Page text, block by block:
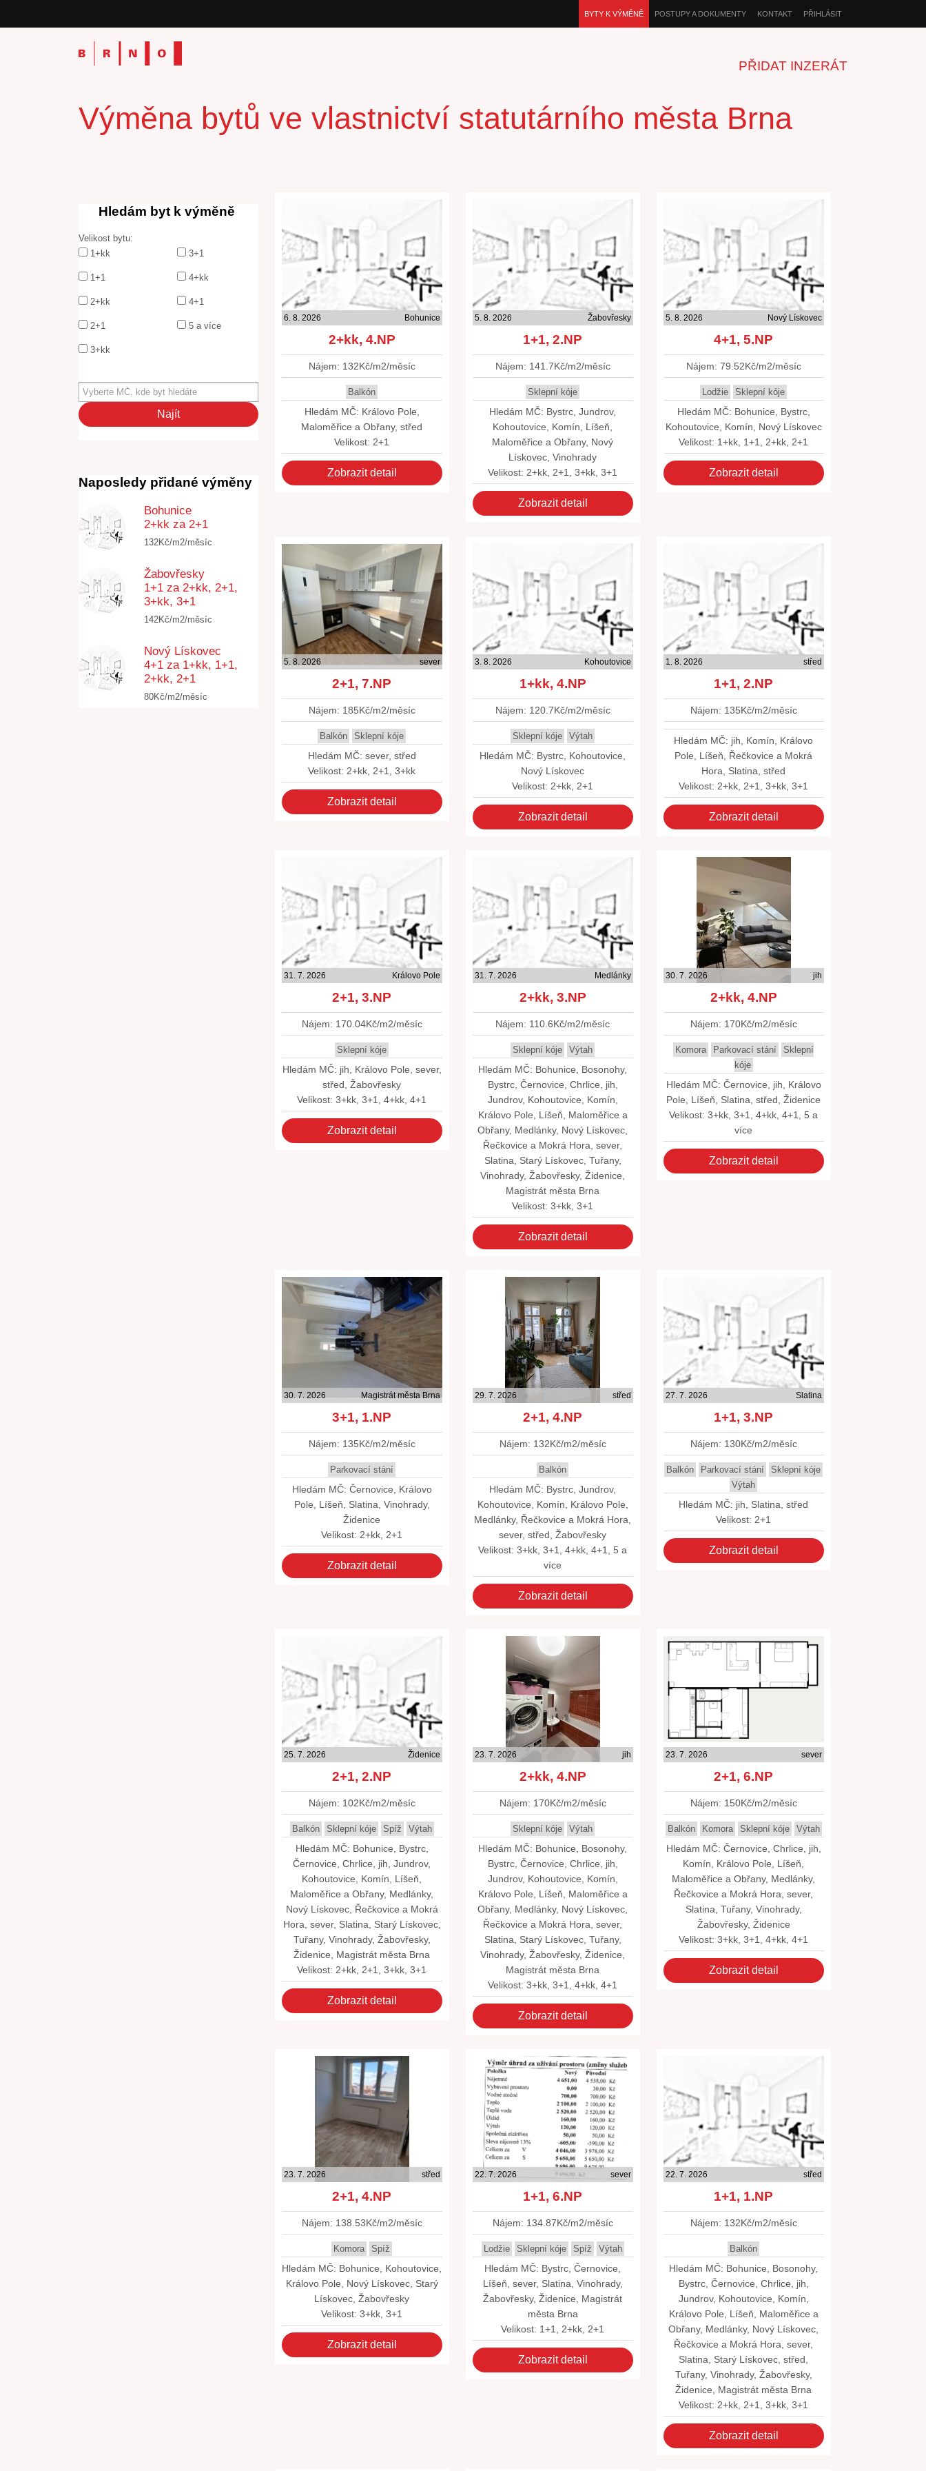
BYTY K VÝMĚNĚ POSTUPY A DOKUMENTY KONTAKT PŘIHLÁSIT
PŘIDAT INZERÁT
Výměna bytů ve vlastnictví statutárního města Brna
Hledám byt k výměně
Velikost bytu:
1+kk
1+1
2+kk
2+1
3+kk
3+1
4+kk
4+1
5 a více
Naposledy přidané výměny
Bohunice
2+kk za 2+1
132Kč/m2/měsíc
Žabovřesky
1+1 za 2+kk, 2+1,
3+kk, 3+1
142Kč/m2/měsíc
Nový Lískovec
4+1 za 1+kk, 1+1,
2+kk, 2+1
80Kč/m2/měsíc
6. 8. 2026 Bohunice
2+kk, 4.NP
Nájem: 132Kč/m2/měsíc
Balkón
Hledám MČ: Královo Pole,
Maloměřice a Obřany, střed
Velikost: 2+1
Zobrazit detail
5. 8. 2026 Žabovřesky
1+1, 2.NP
Nájem: 141.7Kč/m2/měsíc
Sklepní kóje
Hledám MČ: Bystrc, Jundrov,
Kohoutovice, Komín, Líšeň,
Maloměřice a Obřany, Nový
Lískovec, Vinohrady
Velikost: 2+kk, 2+1, 3+kk, 3+1
Zobrazit detail
5. 8. 2026 Nový Lískovec
4+1, 5.NP
Nájem: 79.52Kč/m2/měsíc
Lodžie Sklepní kóje
Hledám MČ: Bohunice, Bystrc,
Kohoutovice, Komín, Nový Lískovec
Velikost: 1+kk, 1+1, 2+kk, 2+1
Zobrazit detail
5. 8. 2026 sever
2+1, 7.NP
Nájem: 185Kč/m2/měsíc
Balkón Sklepní kóje
Hledám MČ: sever, střed
Velikost: 2+kk, 2+1, 3+kk
Zobrazit detail
3. 8. 2026 Kohoutovice
1+kk, 4.NP
Nájem: 120.7Kč/m2/měsíc
Sklepní kóje Výtah
Hledám MČ: Bystrc, Kohoutovice,
Nový Lískovec
Velikost: 2+kk, 2+1
Zobrazit detail
1. 8. 2026 střed
1+1, 2.NP
Nájem: 135Kč/m2/měsíc
Hledám MČ: jih, Komín, Královo
Pole, Líšeň, Řečkovice a Mokrá
Hora, Slatina, střed
Velikost: 2+kk, 2+1, 3+kk, 3+1
Zobrazit detail
31. 7. 2026 Královo Pole
2+1, 3.NP
Nájem: 170.04Kč/m2/měsíc
Sklepní kóje
Hledám MČ: jih, Královo Pole, sever,
střed, Žabovřesky
Velikost: 3+kk, 3+1, 4+kk, 4+1
Zobrazit detail
31. 7. 2026 Medlánky
2+kk, 3.NP
Nájem: 110.6Kč/m2/měsíc
Sklepní kóje Výtah
Hledám MČ: Bohunice, Bosonohy,
Bystrc, Černovice, Chrlice, jih,
Jundrov, Kohoutovice, Komín,
Královo Pole, Líšeň, Maloměřice a
Obřany, Medlánky, Nový Lískovec,
Řečkovice a Mokrá Hora, sever,
Slatina, Starý Lískovec, Tuřany,
Vinohrady, Žabovřesky, Židenice,
Magistrát města Brna
Velikost: 3+kk, 3+1
Zobrazit detail
30. 7. 2026 jih
2+kk, 4.NP
Nájem: 170Kč/m2/měsíc
Komora Parkovací stání
Sklepní
kóje
Hledám MČ: Černovice, jih, Královo
Pole, Líšeň, Slatina, střed, Židenice
Velikost: 3+kk, 3+1, 4+kk, 4+1, 5 a
více
Zobrazit detail
30. 7. 2026 Magistrát města Brna
3+1, 1.NP
Nájem: 135Kč/m2/měsíc
Parkovací stání
Hledám MČ: Černovice, Královo
Pole, Líšeň, Slatina, Vinohrady,
Židenice
Velikost: 2+kk, 2+1
Zobrazit detail
29. 7. 2026 střed
2+1, 4.NP
Nájem: 132Kč/m2/měsíc
Balkón
Hledám MČ: Bystrc, Jundrov,
Kohoutovice, Komín, Královo Pole,
Medlánky, Řečkovice a Mokrá Hora,
sever, střed, Žabovřesky
Velikost: 3+kk, 3+1, 4+kk, 4+1, 5 a
více
Zobrazit detail
27. 7. 2026 Slatina
1+1, 3.NP
Nájem: 130Kč/m2/měsíc
Balkón Parkovací stání
Sklepní kóje
Výtah
Hledám MČ: jih, Slatina, střed
Velikost: 2+1
Zobrazit detail
25. 7. 2026 Židenice
2+1, 2.NP
Nájem: 102Kč/m2/měsíc
Balkón Sklepní kóje Spíž Výtah
Hledám MČ: Bohunice, Bystrc,
Černovice, Chrlice, jih, Jundrov,
Kohoutovice, Komín, Líšeň,
Maloměřice a Obřany, Medlánky,
Nový Lískovec, Řečkovice a Mokrá
Hora, sever, Slatina, Starý Lískovec,
Tuřany, Vinohrady, Žabovřesky,
Židenice, Magistrát města Brna
Velikost: 2+kk, 2+1, 3+kk, 3+1
Zobrazit detail
23. 7. 2026 jih
2+kk, 4.NP
Nájem: 170Kč/m2/měsíc
Sklepní kóje Výtah
Hledám MČ: Bohunice, Bosonohy,
Bystrc, Černovice, Chrlice, jih,
Jundrov, Kohoutovice, Komín,
Královo Pole, Líšeň, Maloměřice a
Obřany, Medlánky, Nový Lískovec,
Řečkovice a Mokrá Hora, sever,
Slatina, Starý Lískovec, Tuřany,
Vinohrady, Žabovřesky, Židenice,
Magistrát města Brna
Velikost: 3+kk, 3+1, 4+kk, 4+1
Zobrazit detail
23. 7. 2026 sever
2+1, 6.NP
Nájem: 150Kč/m2/měsíc
Balkón Komora Sklepní kóje Výtah
Hledám MČ: Černovice, Chrlice, jih,
Komín, Královo Pole, Líšeň,
Maloměřice a Obřany, Medlánky,
Řečkovice a Mokrá Hora, sever,
Slatina, Tuřany, Vinohrady,
Žabovřesky, Židenice
Velikost: 3+kk, 3+1, 4+kk, 4+1
Zobrazit detail
23. 7. 2026 střed
2+1, 4.NP
Nájem: 138.53Kč/m2/měsíc
Komora Spíž
Hledám MČ: Bohunice, Kohoutovice,
Královo Pole, Nový Lískovec, Starý
Lískovec, Žabovřesky
Velikost: 3+kk, 3+1
Zobrazit detail
22. 7. 2026 sever
1+1, 6.NP
Nájem: 134.87Kč/m2/měsíc
Lodžie Sklepní kóje Spíž Výtah
Hledám MČ: Bystrc, Černovice,
Líšeň, sever, Slatina, Vinohrady,
Žabovřesky, Židenice, Magistrát
města Brna
Velikost: 1+1, 2+kk, 2+1
Zobrazit detail
22. 7. 2026 střed
1+1, 1.NP
Nájem: 132Kč/m2/měsíc
Balkón
Hledám MČ: Bohunice, Bosonohy,
Bystrc, Černovice, Chrlice, jih,
Jundrov, Kohoutovice, Komín,
Královo Pole, Líšeň, Maloměřice a
Obřany, Medlánky, Nový Lískovec,
Řečkovice a Mokrá Hora, sever,
Slatina, Starý Lískovec, střed,
Tuřany, Vinohrady, Žabovřesky,
Židenice, Magistrát města Brna
Velikost: 2+kk, 2+1, 3+kk, 3+1
Zobrazit detail